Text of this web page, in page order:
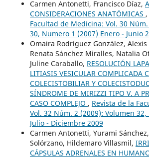
Carmen Antonetti, Francisco Díaz,
CONSIDERACIONES ANATÓMICAS ,
Facultad de Medicina: Vol. 30
30, Numero 1 (2007) Enero - Junio
Omaira Rodríguez González,
Renata Sánchez Miralles, Natalia
Juline Caraballo, RESOLUCIÓN
LITIASIS VESICULAR COMPLICADA
COLECISTOBILIAR Y
SÍNDROME DE MIRIZZI TIPO V. A
CASO COMPLEJO , Revista de la
Vol. 32 Núm. 2 (2009): Volumen
Julio - Diciembre 2009
Carmen Antonetti, Yurami
Solórzano, Hildemaro Villasmil,
CÁPSULAS ADRENALES EN